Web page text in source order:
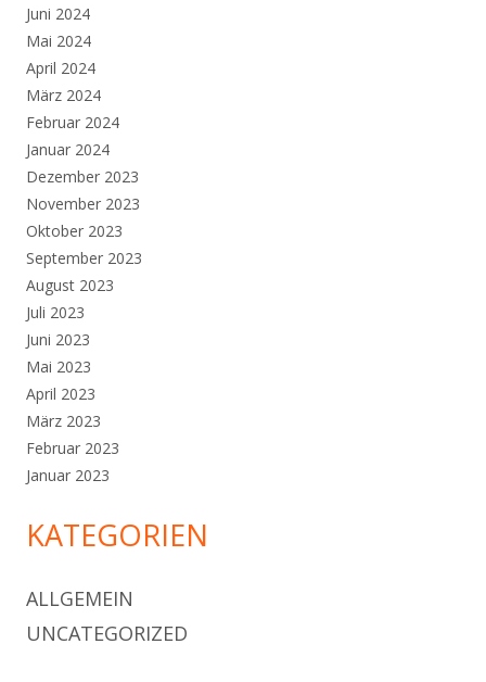
Juni 2024
Mai 2024
April 2024
März 2024
Februar 2024
Januar 2024
Dezember 2023
November 2023
Oktober 2023
September 2023
August 2023
Juli 2023
Juni 2023
Mai 2023
April 2023
März 2023
Februar 2023
Januar 2023
KATEGORIEN
ALLGEMEIN
UNCATEGORIZED